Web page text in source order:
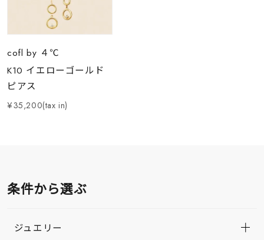
cofl by ４℃
K10 イエローゴールド
ピアス
¥35,200(tax in)
条件から選ぶ
ジュエリー